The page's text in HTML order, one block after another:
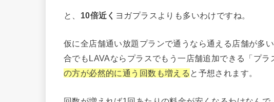
と、 10倍近く ヨガプラスよりも多いわけですね。
仮に全店舗通い放題プランで通うなら通える店舗が多
合でもLAVAならプラスでもう一店舗追加できる「プラ
の方が必然的に通う回数も増える と予想されます。